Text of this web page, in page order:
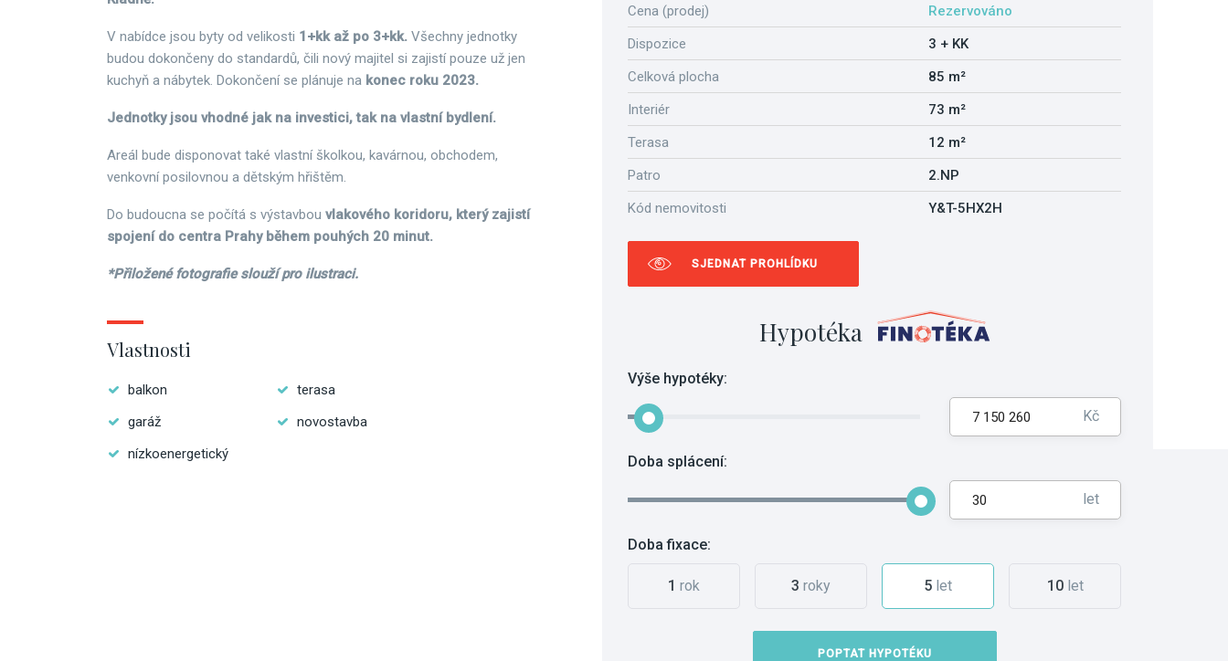
Cena (prodej)
Rezervováno
Dispozice
3 + KK
Celková plocha
85 m²
Interiér
73 m²
Terasa
12 m²
Patro
2.NP
Kód nemovitosti
Y&T-5HX2H
SJEDNAT PROHLÍDKU
Hypotéka
Výše hypotéky:
Kč
Doba splácení:
let
Doba fixace:
1 rok 3 roky 5 let 10let
POPTAT HYPOTÉKU
V nabídce jsou byty od velikosti 1+kk až po 3+kk. Všechny jednotky
budou dokončeny do standardů, čili nový majitel si zajistí pouze už jen
kuchyň a nábytek. Dokončení se plánuje na konec roku 2023.
Jednotky jsou vhodné jak na investici, tak na vlastní bydlení.
Areál bude disponovat také vlastní školkou, kavárnou, obchodem,
venkovní posilovnou a dětským hřištěm.
Do budoucna se počítá s výstavbou vlakového koridoru, který zajistí
spojení do centra Prahy během pouhých 20 minut.
*Přiložené fotografie slouží pro ilustraci.
Vlastnosti
balkon
terasa
garáž
novostavba
nízkoenergetický